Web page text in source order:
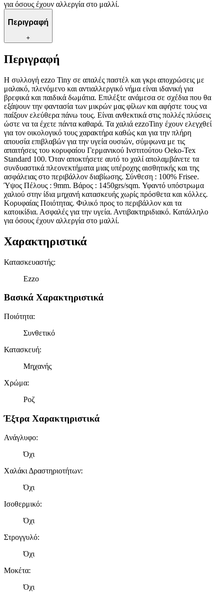
για όσους έχουν αλλεργία στο μαλλί.
Περιγραφή
+
Περιγραφή
Η συλλογή ezzo Tiny σε απαλές παστέλ και γκρι αποχρώσεις με
μαλακό, πλενόμενο και αντιαλλεργικό νήμα είναι ιδανική για
βρεφικά και παιδικά δωμάτια. Επιλέξτε ανάμεσα σε σχέδια που θα
εξάψουν την φαντασία των μικρών μας φίλων και αφήστε τους να
παίξουν ελεύθερα πάνω τους. Είναι ανθεκτικά στις πολλές πλύσεις
ώστε να τα έχετε πάντα καθαρά. Τα χαλιά ezzoTiny έχουν ελεγχθεί
για τον οικολογικό τους χαρακτήρα καθώς και για την πλήρη
απουσία επιβλαβών για την υγεία ουσιών, σύμφωνα με τις
απαιτήσεις του κορυφαίου Γερμανικού Ινστιτούτου Oeko-Tex
Standard 100. Όταν αποκτήσετε αυτό το χαλί απολαμβάνετε τα
συνδυαστικά πλεονεκτήματα μιας υπέροχης αισθητικής και της
ασφάλειας στο περιβάλλον διαβίωσης. Σύνθεση : 100% Frisee.
Ύψος Πέλους : 9mm. Βάρος : 1450grs/sqm. Υφαντό υπόστρωμα
χαλιού στην ίδια μηχανή κατασκευής χωρίς πρόσθετα και κόλλες.
Κορυφαίας Ποιότητας. Φιλικό προς το περιβάλλον και τα
κατοικίδια. Ασφαλές για την υγεία. Αντιβακτηριδιακό. Κατάλληλο
για όσους έχουν αλλεργία στο μαλλί.
Χαρακτηριστικά
Κατασκευαστής:
Ezzo
Βασικά Χαρακτηριστικά
Ποιότητα:
Συνθετικό
Κατασκευή:
Μηχανής
Χρώμα:
Ροζ
Έξτρα Χαρακτηριστικά
Ανάγλυφο:
Όχι
Χαλάκι Δραστηριοτήτων:
Όχι
Ισοθερμικό:
Όχι
Στρογγυλό:
Όχι
Μοκέτα:
Όχι